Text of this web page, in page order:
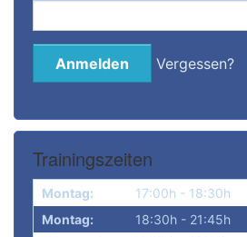
Vergessen?
Trainingszeiten
Montag: 17:00h - 18:30h
Montag:
18:30h - 21:45h